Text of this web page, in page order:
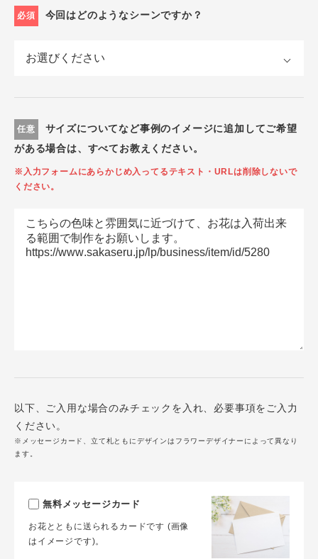
必須 今回はどのようなシーンですか？
任意
サイズについてなど事例のイメージに追加してご希望
がある場合は、すべてお教えください。
※入力フォームにあらかじめ入ってるテキスト・URLは削除しないで
ください。
以下、ご入用な場合のみチェックを入れ、必要事項をご入力
ください。
※メッセージカード、立て札ともにデザインはフラワーデザイナーによって異なり
ます。
無料メッセージカード
お花とともに送られるカードです (画像
はイメージです)。